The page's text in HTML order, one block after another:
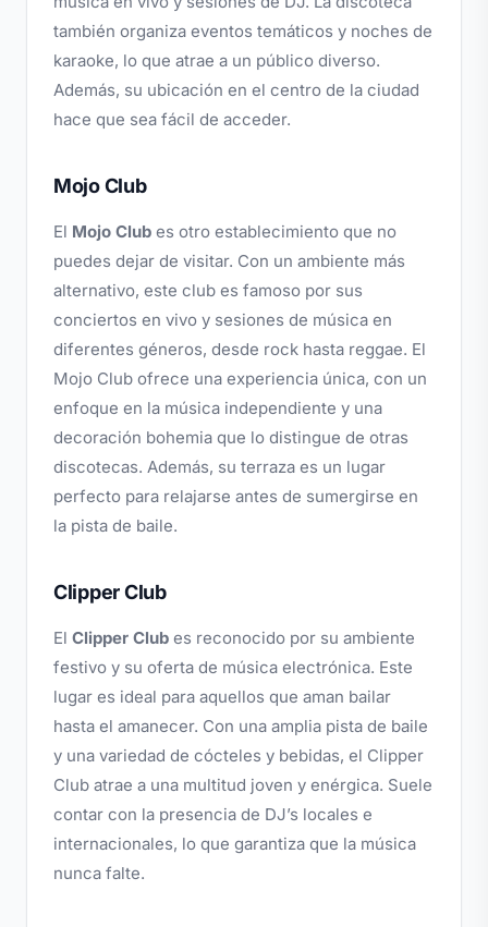
también organiza eventos temáticos y noches de
karaoke, lo que atrae a un público diverso.
Además, su ubicación en el centro de la ciudad
hace que sea fácil de acceder.
Mojo Club
El Mojo Club es otro establecimiento que no
puedes dejar de visitar. Con un ambiente más
alternativo, este club es famoso por sus
conciertos en vivo y sesiones de música en
diferentes géneros, desde rock hasta reggae. El
Mojo Club ofrece una experiencia única, con un
enfoque en la música independiente y una
decoración bohemia que lo distingue de otras
discotecas. Además, su terraza es un lugar
perfecto para relajarse antes de sumergirse en
la pista de baile.
Clipper Club
El Clipper Club es reconocido por su ambiente
festivo y su oferta de música electrónica. Este
lugar es ideal para aquellos que aman bailar
hasta el amanecer. Con una amplia pista de baile
y una variedad de cócteles y bebidas, el Clipper
Club atrae a una multitud joven y enérgica. Suele
contar con la presencia de DJ’s locales e
internacionales, lo que garantiza que la música
nunca falte.